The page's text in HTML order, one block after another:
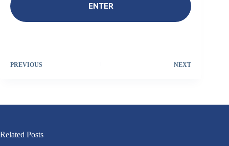
PREVIOUS NEXT
Related Posts